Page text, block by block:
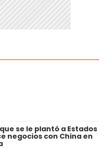
se le plantó a Estados
negocios con China en